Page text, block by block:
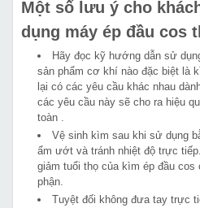
Một số lưu ý cho
dụng máy ép đầu cos
Hãy đọc kỹ hướng dẫn sử
sản phẩm cơ khí nào đặc biệt là
lại có các yêu cầu khác nhau
các yêu cầu này sẽ cho ra hiệu
toàn .
Vệ sinh kìm sau khi sử dụng
ẩm ướt và tránh nhiệt độ trực
giảm tuổi thọ của kìm ép đầu
phận.
Tuyệt đối không đưa tay trực